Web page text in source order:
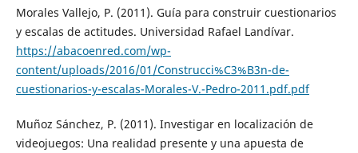
Morales Vallejo, P. (2011). Guía para construir cuestionarios
y escalas de actitudes. Universidad Rafael Landívar.
https://abacoenred.com/wp-
content/uploads/2016/01/Construcci%C3%B3n-de-
cuestionarios-y-escalas-Morales-V.-Pedro-2011.pdf.pdf
Muñoz Sánchez, P. (2011). Investigar en localización de
videojuegos: Una realidad presente y una apuesta de